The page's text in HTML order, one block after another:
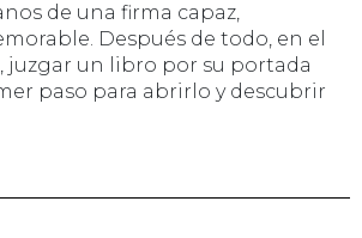
de una firma capaz,
Después de todo, en el
juzgar un libro por su portada
paso para abrirlo y descubrir